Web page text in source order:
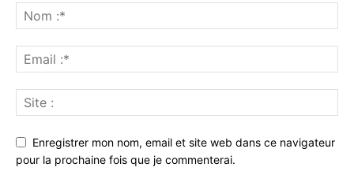
Enregistrer mon nom, email et site web dans ce navigateur
pour la prochaine fois que je commenterai.